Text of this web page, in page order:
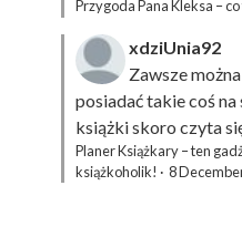
Przygoda Pana Kleksa –
xdziUnia92
Zawsze
posiadać takie coś
książki skoro czyta
Planer Książkary – ten
książkoholik! · 8